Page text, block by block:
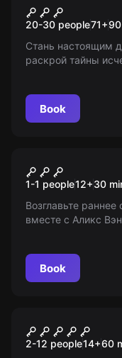
Тайны
площадей
20-30 people71+90
Стань настоящим
раскрой тайны
ограничения: 7-15
Book
Half-Life:
1-1 people12+30
Возглавьте
вместе с Аликс
Book
Дитя
2-12 people14+60